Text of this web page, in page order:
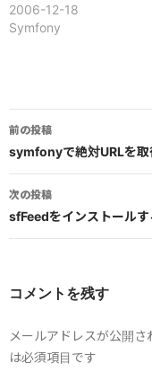
2006-12-18
Symfony
投
稿
ナ
ビ
ョ
前の投稿
symfonyで絶対URLを取
次の投稿
sfFeedをインストールす
コメントを残す
メールアドレスが公開さ
は必須項目です